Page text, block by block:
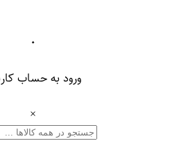
۰
ورود به حساب
×